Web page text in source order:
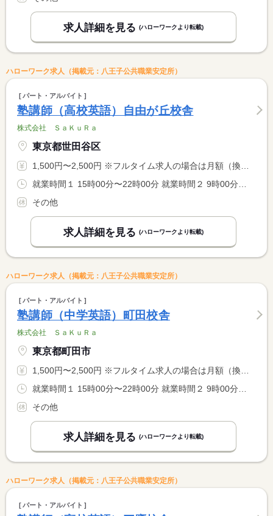
求人詳細を見る (ハローワークより転載)
ハローワーク求人（掲載元：八王子公共職業安定所）
パート・アルバイト
塾講師（高校英語）自由が丘校舎
株式会社 ＳａＫｕＲａ
東京都世田谷区
1,500円〜2,500円 ※フルタイム求人の場合は月額（換算額）、パート求人の場合は時間額を表示しています。
就業時間１ 15時00分〜22時00分 就業時間２ 9時00分〜22時00分 就業時間に関する特記事項 開塾時間：平日は（１）、土・日は（２） <BR> <BR> ＊９：００〜２２：００の間の実働２〜８時間程度（応相談）
その他
求人詳細を見る (ハローワークより転載)
ハローワーク求人（掲載元：八王子公共職業安定所）
パート・アルバイト
塾講師（中学英語）町田校舎
株式会社 ＳａＫｕＲａ
東京都町田市
1,500円〜2,500円 ※フルタイム求人の場合は月額（換算額）、パート求人の場合は時間額を表示しています。
就業時間１ 15時00分〜22時00分 就業時間２ 9時00分〜22時00分 就業時間に関する特記事項 開塾時間：平日は（１）、土・日は（２） <BR> <BR> ＊９：００〜２２：００の間の実働２〜８時間程度（応相談）
その他
求人詳細を見る (ハローワークより転載)
ハローワーク求人（掲載元：八王子公共職業安定所）
パート・アルバイト